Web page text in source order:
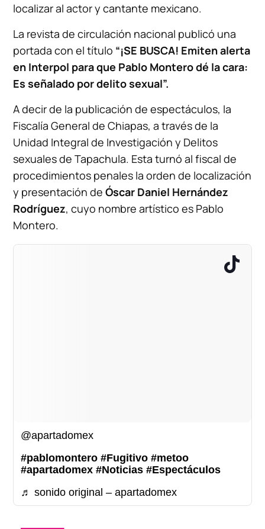
localizar al actor y cantante mexicano.
La revista de circulación nacional publicó una
portada con el título “¡SE BUSCA! Emiten alerta
en Interpol para que Pablo Montero dé la cara:
Es señalado por delito sexual”.
A decir de la publicación de espectáculos, la
Fiscalía General de Chiapas, a través de la
Unidad Integral de Investigación y Delitos
sexuales de Tapachula. Esta turnó al fiscal de
procedimientos penales la orden de localización
y presentación deÓscar Daniel Hernández
Rodríguez, cuyo nombre artístico es Pablo
Montero.
@apartadomex
#pablomontero #Fugitivo #metoo
#apartadomex #Noticias #Espectáculos
♬ sonido original – apartadomex